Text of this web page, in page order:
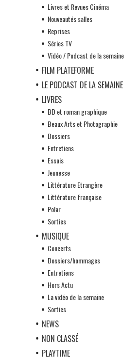
Livres et Revues Cinéma
Nouveautés salles
Reprises
Séries TV
Vidéo / Podcast de la semaine
FILM PLATEFORME
LE PODCAST DE LA SEMAINE
LIVRES
BD et roman graphique
Beaux Arts et Photographie
Dossiers
Entretiens
Essais
Jeunesse
Littérature Etrangère
Littérature française
Polar
Sorties
MUSIQUE
Concerts
Dossiers/hommages
Entretiens
Hors Actu
La vidéo de la semaine
Sorties
NEWS
NON CLASSÉ
PLAYTIME